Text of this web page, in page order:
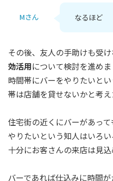
Mさん なるほど
その後、友人の手助けも受
効活用について検討を進め
時間帯にバーをやりたいと
帯は店舗を貸せないかと考え
住宅街の近くにバーがあっ
やりたいという知人はいろい
十分にお客さんの来店は見込
バーであれば仕込みに時間